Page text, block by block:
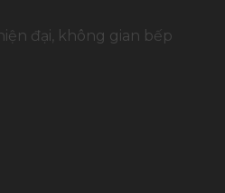
đại, không gian bếp